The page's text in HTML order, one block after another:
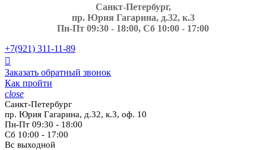
Санкт-Петербург,
пр. Юрия Гагарина, д.32, к.3
Пн-Пт 09:30 - 18:00, Сб 10:00 - 17:00
+7(921) 311-11-89

Заказать обратный звонок
Как пройти
close
Санкт-Петербург
пр. Юрия Гагарина, д.32, к.3, оф. 10
Пн-Пт 09:30 - 18:00
Сб 10:00 - 17:00
Вс выходной